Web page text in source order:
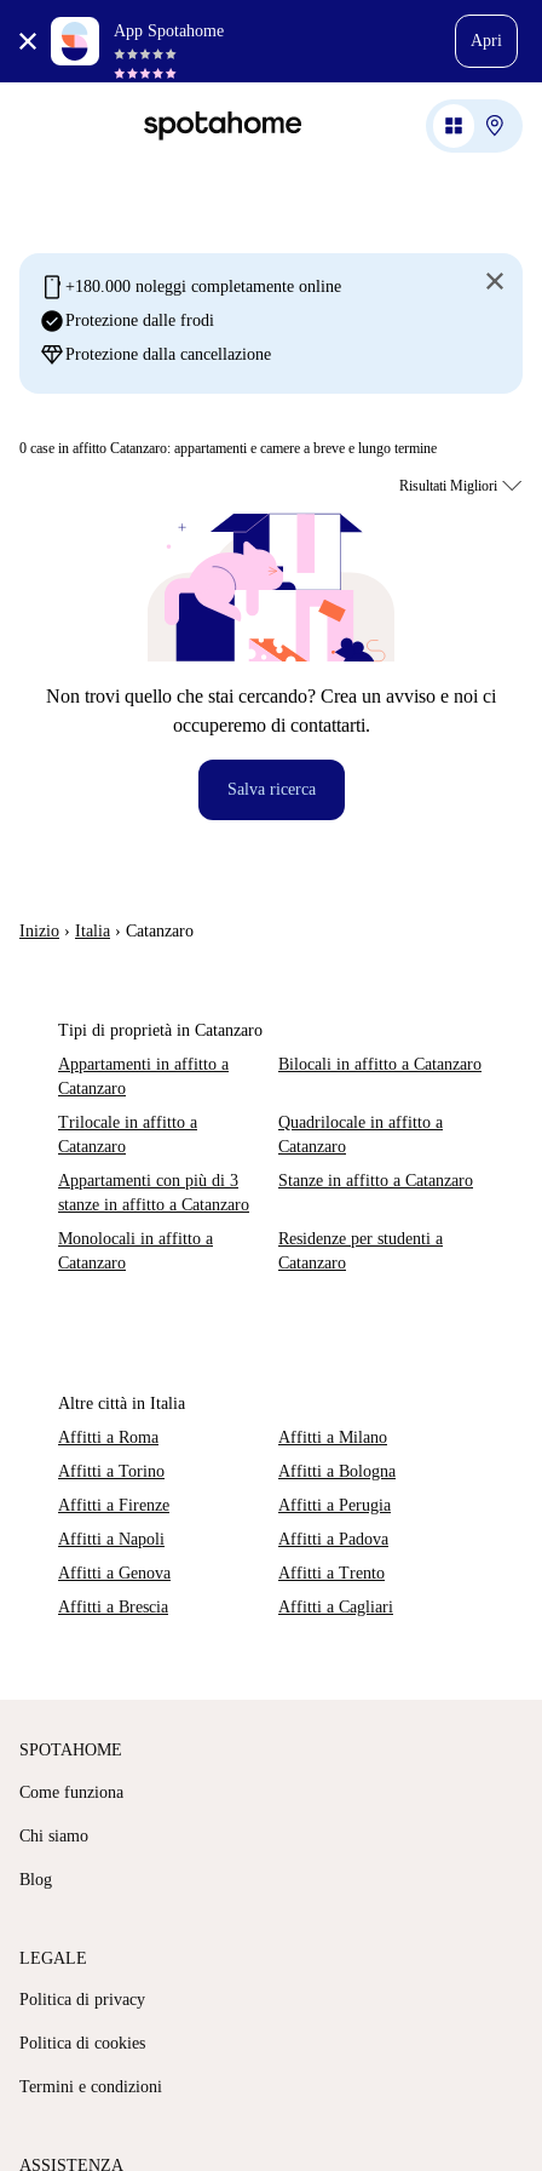
App Spotahome
Apri
mobile +180.000 noleggi completamente online
check_circleProtezione dalle frodi
diamondProtezione dalla cancellazione
0 case in affitto Catanzaro: appartamenti e camere a breve e lungo termine
Non trovi quello che stai cercando? Crea un avviso e noi ci
occuperemo di contattarti.
Salva ricerca
Inizio › Italia › Catanzaro
Tipi di proprietà in Catanzaro
Appartamenti in affitto a
Catanzaro
Bilocali in affitto a Catanzaro
Trilocale in affitto a
Catanzaro
Quadrilocale in affitto a
Catanzaro
Appartamenti con più di 3
stanze in affitto a Catanzaro
Stanze in affitto a Catanzaro
Monolocali in affitto a
Catanzaro
Residenze per studenti a
Catanzaro
Altre città in Italia
Affitti a Roma
Affitti a Milano
Affitti a Torino
Affitti a Bologna
Affitti a Firenze
Affitti a Perugia
Affitti a Napoli
Affitti a Padova
Affitti a Genova
Affitti a Trento
Affitti a Brescia
Affitti a Cagliari
SPOTAHOME
Come funziona
Chi siamo
Blog
LEGALE
Politica di privacy
Politica di cookies
Termini e condizioni
ASSISTENZA